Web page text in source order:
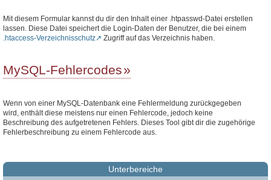
Mit diesem Formular kannst du dir den Inhalt einer .htpasswd-Datei erstellen
lassen. Diese Datei speichert die Login-Daten der Benutzer, die bei einem
.htaccess-Verzeichnisschutz
Zugriff auf das Verzeichnis haben.
MySQL-Fehlercodes
Wenn von einer MySQL-Datenbank eine Fehlermeldung zurückgegeben
wird, enthält diese meistens nur einen Fehlercode, jedoch keine
Beschreibung des aufgetretenen Fehlers. Dieses Tool gibt dir die zugehörige
Fehlerbeschreibung zu einem Fehlercode aus.
Unterbereiche